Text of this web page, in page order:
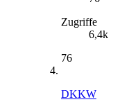
Zugriffe
6,4k
76
DKKW